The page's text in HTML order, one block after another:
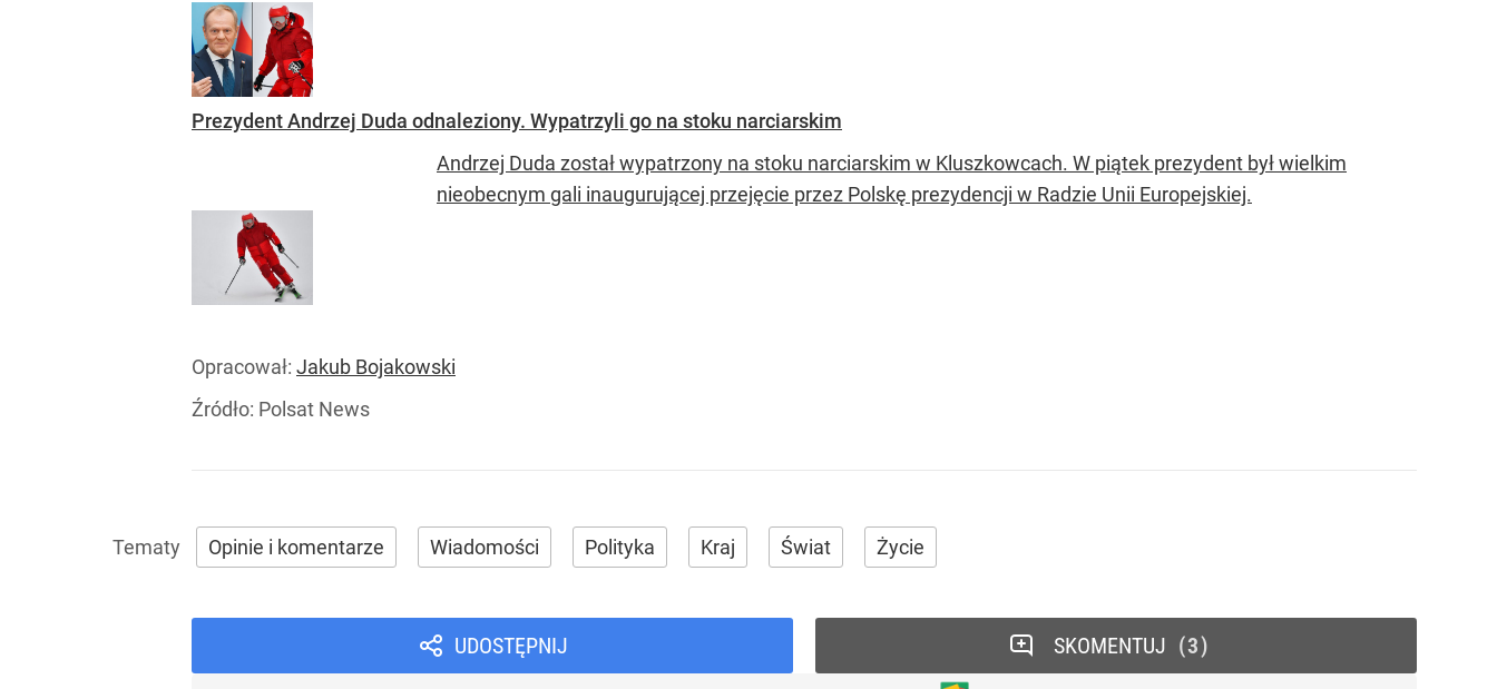
Prezydent Andrzej Duda odnaleziony. Wypatrzyli go na stoku narciarskim
Andrzej Duda został wypatrzony na stoku narciarskim w Kluszkowcach. W piątek prezydent był wielkim
nieobecnym gali inaugurującej przejęcie przez Polskę prezydencji w Radzie Unii Europejskiej.
Opracował: Jakub Bojakowski
Źródło: Polsat News
Opinie i komentarze Wiadomości Polityka Kraj Świat Życie
UDOSTĘPNIJ SKOMENTUJ 3